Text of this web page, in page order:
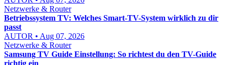
Netzwerke & Router
Betriebssystem TV: Welches Smart-TV-System wirklich zu dir
passt
AUTOR • Aug 07, 2026
Netzwerke & Router
Samsung TV Guide Einstellung: So richtest du den TV-Guide
richtig ein